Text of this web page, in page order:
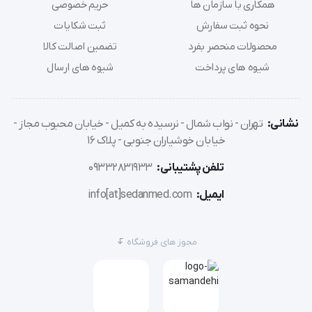
مزیت بالینی ویدیو لارنگوسکوپ
و آسیب به بافت حنجره را کاهش دهید.
همکاری با سازمان ها
نحوه ثبت سفارش
محصولات منحصر بفرد
شیوه های پرداخت
حریم خصوصی
ثبت شکایات
تضمین اصالت کالا
شیوه های ارسال
نشانی: تهران - نواب شمال - نرسیده به کمیل - خیابان محبوب مجاز -
خیابان خوشیاران جنوبی - پلاک 16
تلفن پشتیبانی: 09332831933
ایمیل: info[at]sedanmed.com
مجوز های فروشگاه